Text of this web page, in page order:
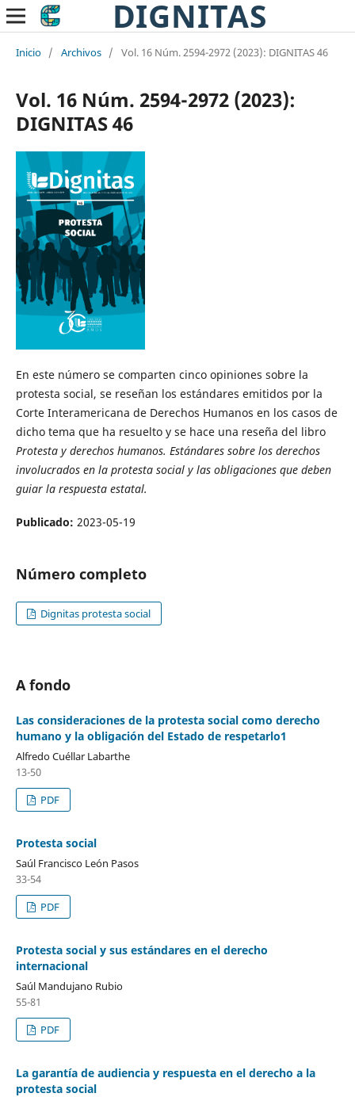
DIGNITAS
Inicio / Archivos / Vol. 16 Núm. 2594-2972 (2023): DIGNITAS 46
Vol. 16 Núm. 2594-2972 (2023):
DIGNITAS 46
En este número se comparten cinco opiniones sobre la
protesta social, se reseñan los estándares emitidos por la
Corte Interamericana de Derechos Humanos en los casos de
dicho tema que ha resuelto y se hace una reseña del libro
Protesta y derechos humanos. Estándares sobre los derechos
involucrados en la protesta social y las obligaciones que deben
guiar la respuesta estatal.
Publicado: 2023-05-19
Número completo
Dignitas protesta social
A fondo
Las consideraciones de la protesta social como derecho
humano y la obligación del Estado de respetarlo1
Alfredo Cuéllar Labarthe
13-50
PDF
Protesta social
Saúl Francisco León Pasos
33-54
PDF
Protesta social y sus estándares en el derecho
internacional
Saúl Mandujano Rubio
55-81
PDF
La garantía de audiencia y respuesta en el derecho a la
protesta social